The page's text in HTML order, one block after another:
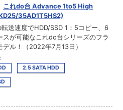
これdo台 Advance 1to5 High
35AD1T5HS2)
送速度でHDD/SSD 1：5コピー、6
スが可能なこれdo台シリーズのフラ
デル！（2022年7月13日）
2.5 SATA HDD